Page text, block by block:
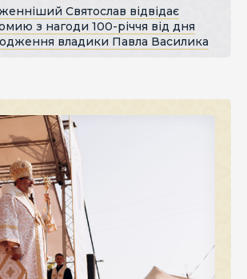
Святослав відвідає
з нагоди 100-річчя від дня
владики Павла Василика